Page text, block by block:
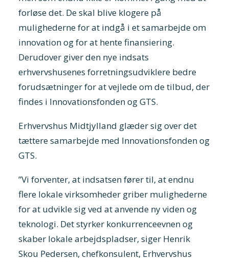
forløse det. De skal blive klogere på
mulighederne for at indgå i et samarbejde om
innovation og for at hente finansiering.
Derudover giver den nye indsats
erhvervshusenes forretningsudviklere bedre
forudsætninger for at vejlede om de tilbud, der
findes i Innovationsfonden og GTS.
Erhvervshus Midtjylland glæder sig over det
tættere samarbejde med Innovationsfonden og
GTS.
”Vi forventer, at indsatsen fører til, at endnu
flere lokale virksomheder griber mulighederne
for at udvikle sig ved at anvende ny viden og
teknologi. Det styrker konkurrenceevnen og
skaber lokale arbejdspladser, siger Henrik
Skou Pedersen, chefkonsulent, Erhvervshus